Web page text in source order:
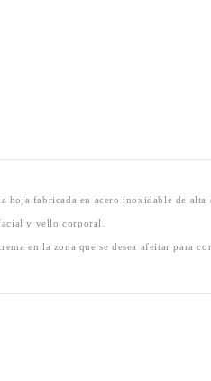
hoja fabricada en acero inoxidable de alta
y vello corporal.
en la zona que se desea afeitar para